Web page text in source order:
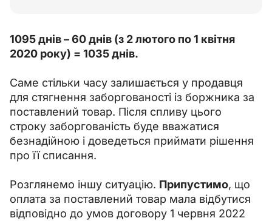
1095 днів – 60 днів (з 2 лютого по 1 квітня
2020 року) = 1035 днів.
Саме стільки часу залишається у продавця
для стягнення заборгованості із боржника за
поставлений товар. Після спливу цього
строку заборгованість буде вважатися
безнадійною і доведеться приймати рішення
про її списання.
Розглянемо іншу ситуацію. Припустимо, що
оплата за поставлений товар мала відбутися
відповідно до умов договору 1 червня 2022